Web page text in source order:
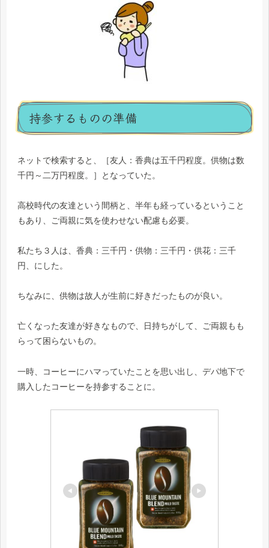
持参するものの準備
ネットで検索すると、［友人：香典は五千円程度。供物は数
千円～二万円程度。］となっていた。
高校時代の友達という間柄と、半年も経っているということ
もあり、ご両親に気を使わせない配慮も必要。
私たち３人は、香典：三千円・供物：三千円・供花：三千
円、にした。
ちなみに、供物は故人が生前に好きだったものが良い。
亡くなった友達が好きなもので、日持ちがして、ご両親もも
らって困らないもの。
一時、コーヒーにハマっていたことを思い出し、デパ地下で
購入したコーヒーを持参することに。